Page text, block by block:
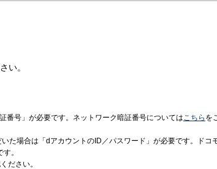
い。
番号」が必要です。ネットワーク暗証番号についてはこちら を
た場合は「dアカウントのID／パスワード」が必要です。ドコ
。
ださい。